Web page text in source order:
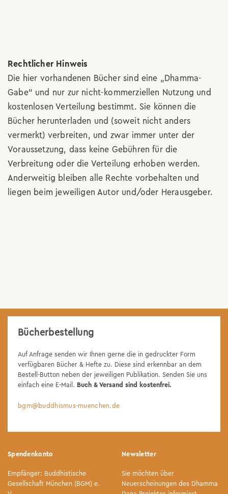
Rechtlicher Hinweis
Die hier vorhandenen Bücher sind eine „Dhamma-
Gabe“ und nur zur nicht-kommerziellen Nutzung und
kostenlosen Verteilung bestimmt. Sie können die
Bücher herunterladen und (soweit nicht anders
vermerkt) verbreiten, und zwar immer unter der
Voraussetzung, dass keine Gebühren für die
Verbreitung oder die Verteilung erhoben werden.
Anderweitig bleiben alle Rechte vorbehalten und
liegen beim jeweiligen Autor und/oder Herausgeber.
Bücherbestellung
Auf Anfrage senden wir Ihnen gerne die in gedruckter Form
verfügbaren Bücher & Hefte zu. Diese sind erkennbar an dem
Bestell-Button neben der jeweiligen Publikation. Senden Sie uns
einfach eine E-Mail. Buch & Versand sind kostenfrei.
bgm@buddhismus-muenchen.de
Spendenkonto
Empfänger: Buddhistische
Gesellschaft München (BGM) e.
Newsletter
Sie möchten über
Neuerscheinungen des Dhamma